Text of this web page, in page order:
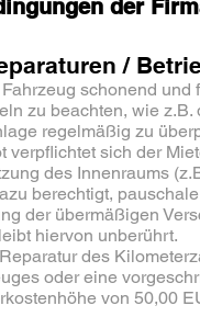
der
/
schonend
zu beachten, wie
regelmäßig zu
verpflichtet sich der
des Innenraums
berechtigt,
der übermäßigen
hiervon unberührt.
des
oder eine
von 50,00